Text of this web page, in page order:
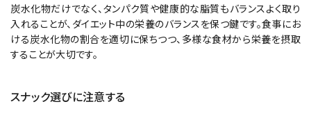
炭水化物だけでなく、タンパク質や健康的な脂質もバランスよく取り
入れることが、ダイエット中の栄養のバランスを保つ鍵です。食事にお
ける炭水化物の割合を適切に保ちつつ、多様な食材から栄養を摂取
することが大切です。
スナック選びに注意する